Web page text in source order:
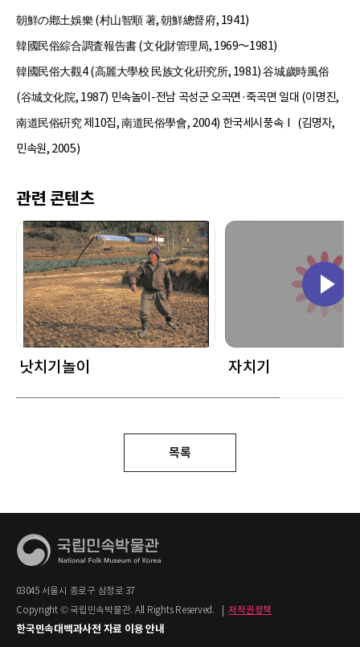
朝鮮の鄕土娛樂 (村山智順 著, 朝鮮總督府, 1941)
韓國民俗綜合調査報告書 (文化財管理局, 1969～1981)
韓國民俗大觀4 (高麗大學校 民族文化硏究所, 1981) 谷城歲時風俗
(谷城文化院, 1987) 민속놀이-전남 곡성군 오곡면·죽곡면 일대 (이명진,
南道民俗硏究 제10집, 南道民俗學會, 2004) 한국세시풍속Ⅰ (김명자,
민속원, 2005)
관련 콘텐츠
낫치기놀이 자치기
목록
03045 서울시 종로구 삼청로 37
Copyright © 국립민속박물관. All Rights Reserved.
저작권정책
한국민속대백과사전 자료 이용 안내